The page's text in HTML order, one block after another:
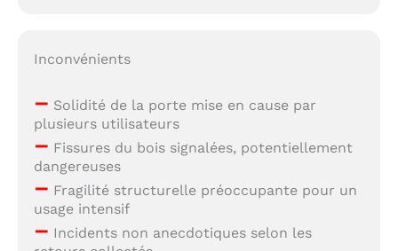
Inconvénients
– Solidité de la porte mise en cause par
plusieurs utilisateurs
– Fissures du bois signalées, potentiellement
dangereuses
– Fragilité structurelle préoccupante pour un
usage intensif
– Incidents non anecdotiques selon les